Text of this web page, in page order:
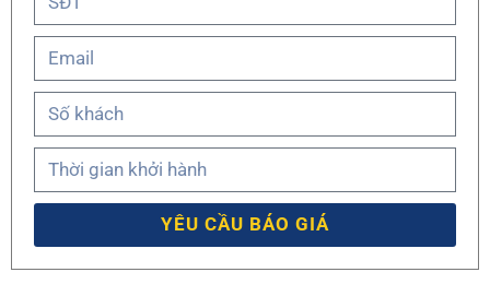
YÊU CẦU BÁO GIÁ